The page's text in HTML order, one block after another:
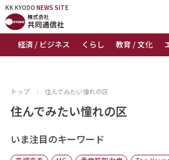
KK KYODO NEWS SITE
経済 / ビジネス くらし 教育 / 文化
KK KYODONEWS SITE
トップページ
ニュース
おすすめコンテンツ
トップ › 住んでみたい憧れの区
住んでみたい憧れの区
いま注目のキーワード